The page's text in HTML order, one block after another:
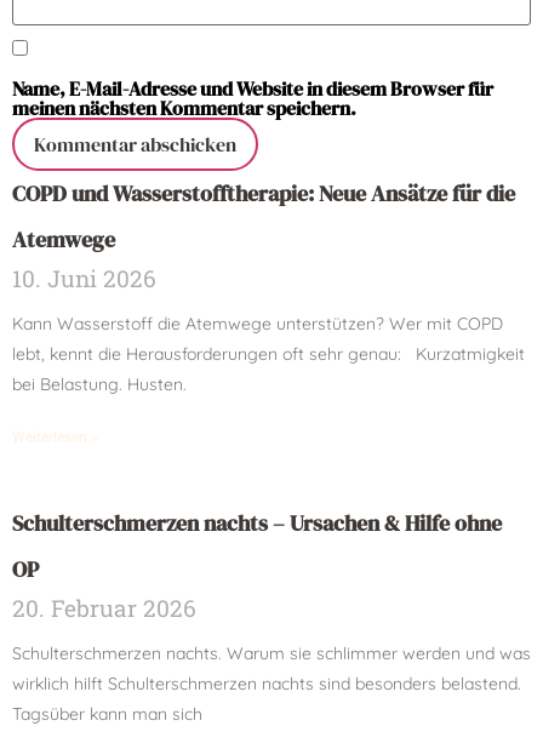
Name, E-Mail-Adresse und Website in diesem Browser für
meinen nächsten Kommentar speichern.
COPD und Wasserstofftherapie: Neue Ansätze für die
Atemwege
10. Juni 2026
Kann Wasserstoff die Atemwege unterstützen? Wer mit COPD
lebt, kennt die Herausforderungen oft sehr genau: Kurzatmigkeit
bei Belastung. Husten.
Weiterlesen »
Schulterschmerzen nachts – Ursachen & Hilfe ohne
OP
20. Februar 2026
Schulterschmerzen nachts. Warum sie schlimmer werden und was
wirklich hilft Schulterschmerzen nachts sind besonders belastend.
Tagsüber kann man sich